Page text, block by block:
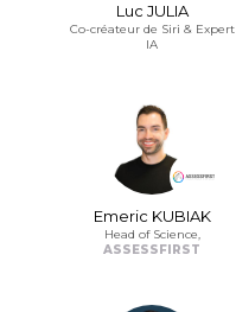
Luc JULIA
Co-créateur de Siri & Expert
IA
Emeric KUBIAK
Head of Science,
ASSESSFIRST